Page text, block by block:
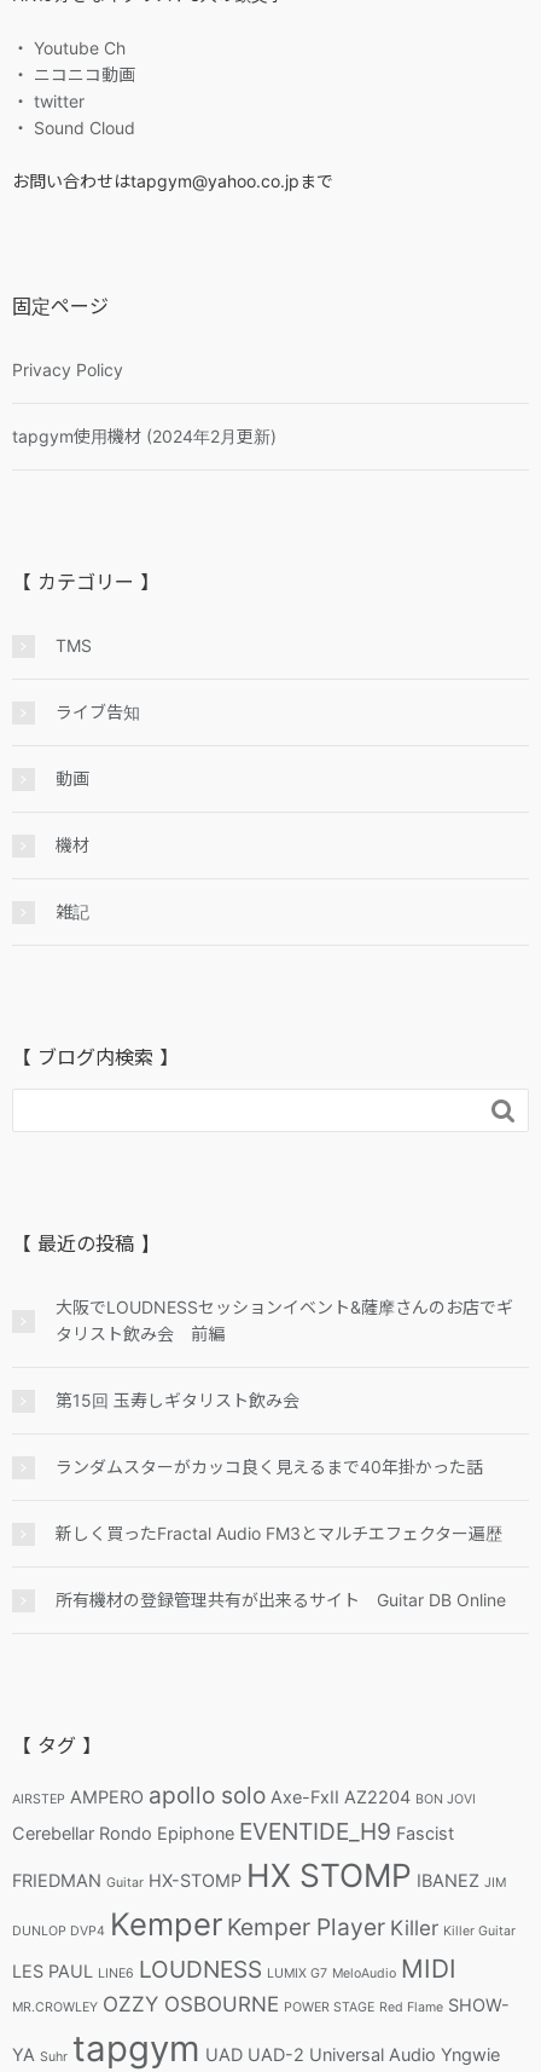
・ Youtube Ch
・ ニコニコ動画
・ twitter
・ Sound Cloud
お問い合わせはtapgym@yahoo.co.jpまで
固定ページ
Privacy Policy
tapgym使用機材 (2024年2月更新)
【 カテゴリー 】
TMS
ライブ告知
動画
機材
雑記
【 ブログ内検索 】

【 最近の投稿 】
大阪でLOUDNESSセッションイベント&薩摩さんのお店でギ
タリスト飲み会 前編
第15回 玉寿しギタリスト飲み会
ランダムスターがカッコ良く見えるまで40年掛かった話
新しく買ったFractal Audio FM3とマルチエフェクター遍歴
所有機材の登録管理共有が出来るサイト Guitar DB Online
【 タグ 】
AIRSTEP AMPERO apollo solo Axe-FxII AZ2204 BON JOVI
Cerebellar Rondo Epiphone EVENTIDE_H9 Fascist
FRIEDMAN Guitar HX-STOMP HX STOMP IBANEZ JIM
DUNLOP DVP4 Kemper Kemper Player Killer Killer Guitar
LES PAUL LINE6 LOUDNESS LUMIX G7 MeloAudio MIDI
MR.CROWLEY OZZY OSBOURNE POWER STAGE Red Flame SHOW-
YA Suhr tapgym UAD UAD-2 Universal Audio Yngwie